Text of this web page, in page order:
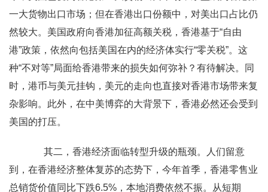
一大货物出口市场；但在香港出口份额中，对美出口占比仍
然较大。美国政府向香港加征高额关税，香港基于“自由
港”政策，依然向包括美国在内的经济体实行“零关税”。这
种“不对等”局面给香港带来的损失如何弥补？有待解决。同
时，港币与美元挂钩，美元的走向也直接对香港市场带来复
杂影响。此外，在中美博弈的大背景下，香港必然还会受到
美国的打压。
其二，香港经济面临转型升级的瓶颈。人们留意
到，在香港经济整体 复苏的态势下，今年首季，香港零售业
总销货价值同比下跌6.5%，本地消费依然不振。从短期